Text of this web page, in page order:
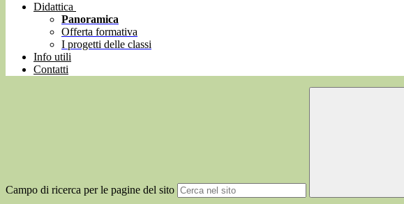
Didattica
Panoramica
Offerta formativa
I progetti delle classi
Info utili
Contatti
Campo di ricerca per le pagine del sito